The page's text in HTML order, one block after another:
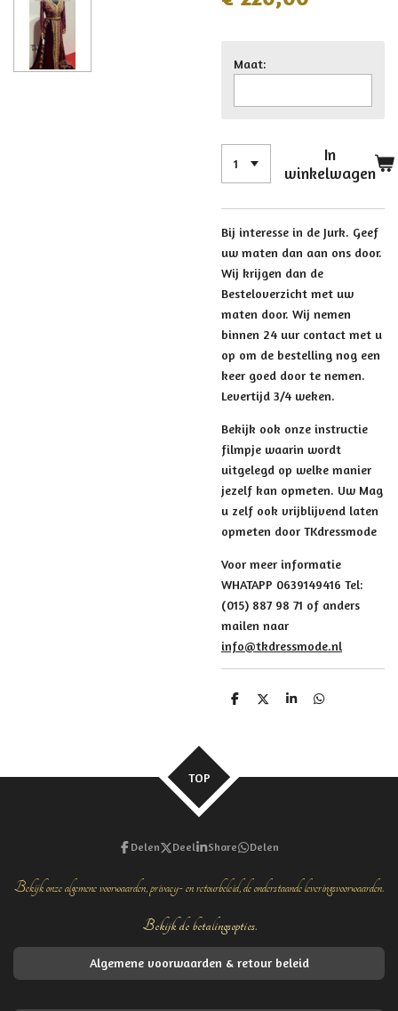
Maat:
In
winkelwagen
Bij interesse in de Jurk. Geef
uw maten dan aan ons door.
Wij krijgen dan de
Besteloverzicht met uw
maten door. Wij nemen
binnen 24 uur contact met u
op om de bestelling nog een
keer goed door te nemen.
Levertijd 3/4 weken.
Bekijk ook onze instructie
filmpje waarin wordt
uitgelegd op welke manier
jezelf kan opmeten. Uw Mag
u zelf ook vrijblijvend laten
opmeten door TKdressmode
Voor meer informatie
WHATAPP 0639149416 Tel:
(015) 887 98 71 of anders
mailen naar
info@tkdressmode.nl
D
D
S
D
TOP
Delen Deel Share Delen
Bekijk onze algemene voorwaarden, privacy- en retourbeleid, de onderstaande leveringsvoorwaarden.
Bekijk de betalingsopties.
Algemene voorwaarden & retour beleid